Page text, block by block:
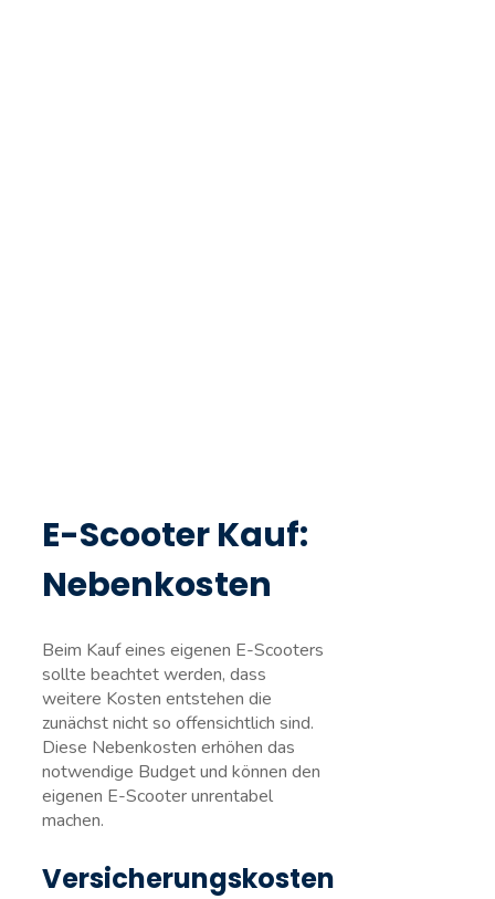
E-Scooter Kauf:
Nebenkosten
Beim Kauf eines eigenen E-Scooters
sollte beachtet werden, dass
weitere Kosten entstehen die
zunächst nicht so offensichtlich sind.
Diese Nebenkosten erhöhen das
notwendige Budget und können den
eigenen E-Scooter unrentabel
machen.
Versicherungskosten